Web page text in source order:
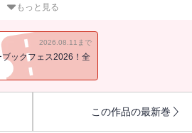
ゆーのことが…!?
。それは、二人の幼馴染「しお」と
ゆーのことが…!?
もっと見る
2026.08.11まで
ブックフェス2026！全
この作品の最新巻